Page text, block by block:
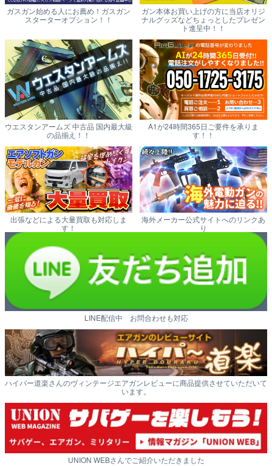
ガスガン始める人にお薦め！ガスガン
スターターオプション！！
ガン本体お買い上げの方に当店オリジ
ナルグッズなどちょっとしたプレゼン
ト進呈中！！
ウエスタンアームズ 中古品 国内最大級
の品揃え！！
A1が24時間365日ご要件を承りま
す！！
出張などによる大量買取も対応しま
す！
海外メーカー公式サイトへのリンクあ
り
LINE配信中 お問合わせも対応
ハイパー道楽さんのヴィンテージエアガンレビューに商品提供させていただいて
います。
UNION WEBさんでご紹介いただきました